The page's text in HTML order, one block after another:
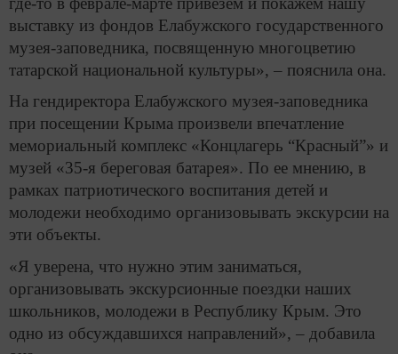
выставку из фондов Елабужского государственного
музея-заповедника, посвященную многоцветию
татарской национальной культуры», – пояснила она.
На гендиректора Елабужского музея-заповедника
при посещении Крыма произвели впечатление
мемориальный комплекс «Концлагерь “Красный”» и
музей «35-я береговая батарея». По ее мнению, в
рамках патриотического воспитания детей и
молодежи необходимо организовывать экскурсии на
эти объекты.
«Я уверена, что нужно этим заниматься,
организовывать экскурсионные поездки наших
школьников, молодежи в Республику Крым. Это
одно из обсуждавшихся направлений», – добавила